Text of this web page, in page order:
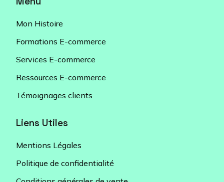
Mon Histoire
Formations E-commerce
Services E-commerce
Ressources E-commerce
Témoignages clients
Liens Utiles
Mentions Légales
Politique de confidentialité